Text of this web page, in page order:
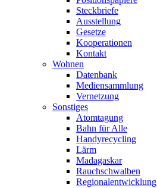
Steckbriefe
Ausstellung
Gesetze
Kooperationen
Kontakt
Wohnen
Datenbank
Mediensammlung
Vernetzung
Sonstiges
Atomtagung
Bahn für Alle
Handyrecycling
Lärm
Madagaskar
Rauchschwalben
Regionalentwicklung